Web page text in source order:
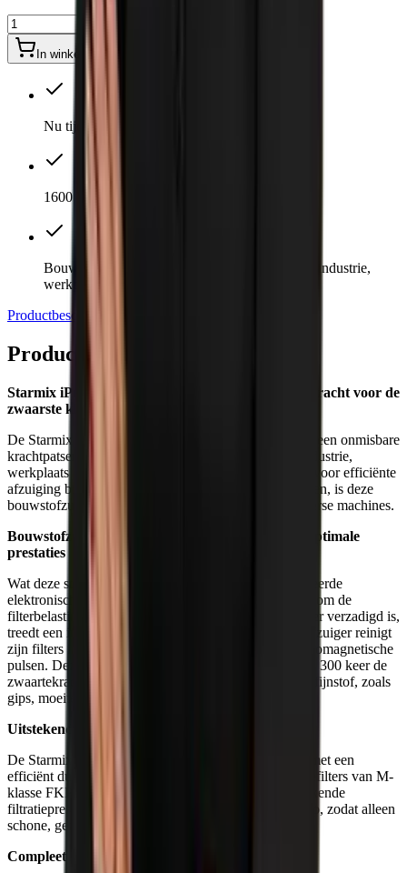
In winkelwagen
Nu tijdelijk inclusief Bohrfixx 60 plus
1600 W | 35 liter inhoud | Stofklasse M
Bouwstofzuiger voor de zwaarste klussen in de industrie,
werkplaats of op de bouw
Productbeschrijving
Productbeschrijving
Starmix iPulse L-1635 Premium Plus stofzuiger: Kracht voor de
zwaarste klussen
De Starmix iPulse L-1635 Premium Plus stofzuiger is een onmisbare
krachtpatser voor de meest veeleisende taken in de industrie,
werkplaats of op de bouwplaats. Speciaal ontworpen voor efficiënte
afzuiging bij boor-, frees-, slijp- of zaagwerkzaamheden, is deze
bouwstofzuiger ideaal voor directe aansluiting op diverse machines.
Bouwstofzuiger met intelligente elektronica voor optimale
prestaties
Wat deze stofzuiger echt onderscheidt, is het geavanceerde
elektronische systeem dat gebruikmaakt van sensoren om de
filterbelasting in real-time te controleren. Zodra de filter verzadigd is,
treedt een indrukwekkende functie in werking: de stofzuiger reinigt
zijn filters in slechts 3,5 seconden met krachtige elektromagnetische
pulsen. Deze pulsen genereren krachten van meer dan 300 keer de
zwaartekracht, waardoor zelfs het meest hardnekkige fijnstof, zoals
gips, moeiteloos wordt uitgeschud.
Uitstekend filtersysteem voor duurzame prestaties
De Starmix iPulse L-1635 Premium Plus is uitgerust met een
efficiënt dual-filtersysteem met twee polyester cassettefilters van M-
klasse FKP 4800. Dit systeem staat garant voor uitstekende
filtratieprestaties en vangt schadelijke deeltjes veilig op, zodat alleen
schone, gezonde lucht wordt uitgestoten.
Compleet met Accessoires